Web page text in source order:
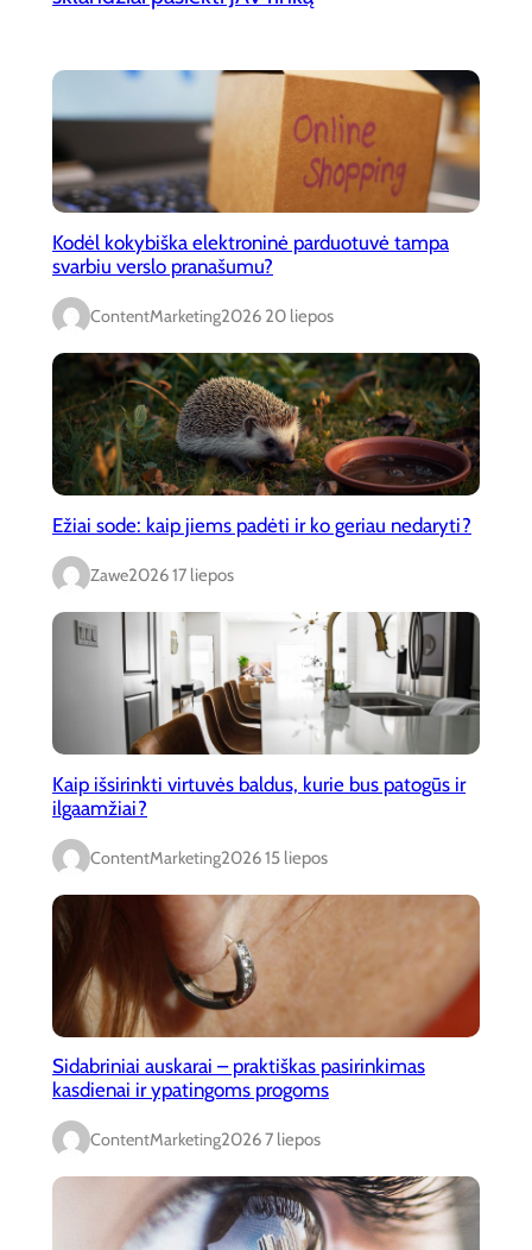
Kodėl kokybiška elektroninė parduotuvė tampa
svarbiu verslo pranašumu?
ContentMarketing2026 20 liepos
Ežiai sode: kaip jiems padėti ir ko geriau nedaryti?
Zawe2026 17 liepos
Kaip išsirinkti virtuvės baldus, kurie bus patogūs ir
ilgaamžiai?
ContentMarketing2026 15 liepos
Sidabriniai auskarai – praktiškas pasirinkimas
kasdienai ir ypatingoms progoms
ContentMarketing2026 7 liepos